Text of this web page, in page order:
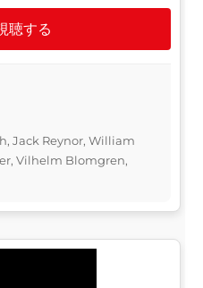
聴する
Jack Reynor, William
Vilhelm Blomgren,